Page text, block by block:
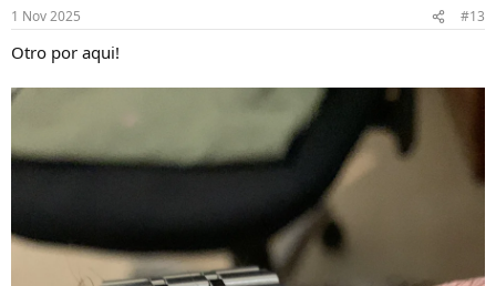
1 Nov 2025 #13
Otro por aqui!